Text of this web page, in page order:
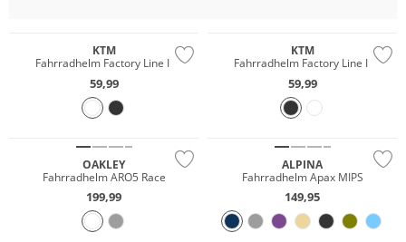
KTM
Fahrradhelm Factory Line II
59,99
KTM
Fahrradhelm Factory Line II
59,99
OAKLEY
Fahrradhelm ARO5 Race
199,99
ALPINA
Fahrradhelm Apax MIPS
149,95
Nur Online